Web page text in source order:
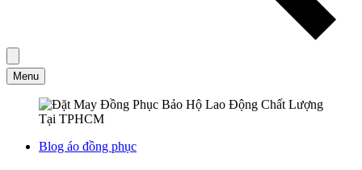
Menu
Blog áo đồng phục